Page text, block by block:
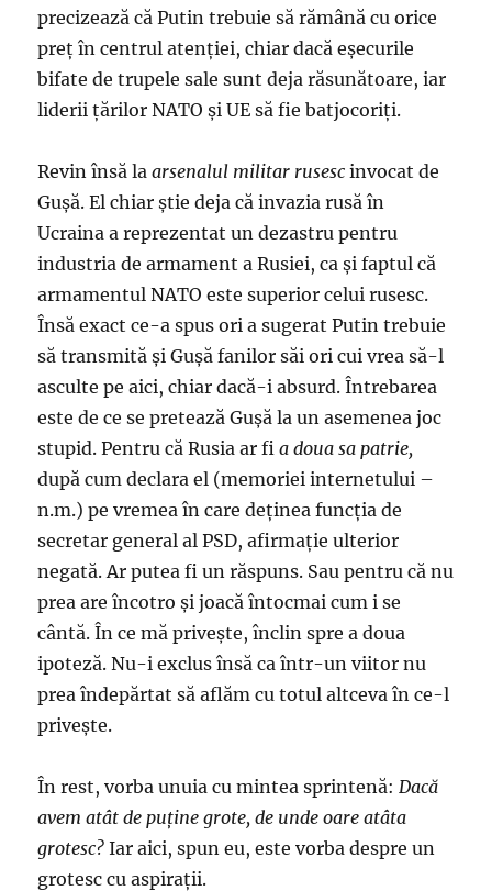
precizează că Putin trebuie să rămână cu orice
preţ în centrul atenției, chiar dacă eșecurile
bifate de trupele sale sunt deja răsunătoare, iar
liderii ţărilor NATO şi UE să fie batjocoriţi.
Revin însă laarsenalul militar rusescinvocat de
Guşă. El chiar ştie deja că invazia rusă în
Ucraina a reprezentat un dezastru pentru
industria de armament a Rusiei, ca şi faptul că
armamentul NATO este superior celui rusesc.
Însă exact ce-a spus ori a sugerat Putin trebuie
să transmită şi Guşă fanilor săi ori cui vrea să-l
asculte pe aici, chiar dacă-i absurd. Întrebarea
este de ce se pretează Guşă la un asemenea joc
stupid. Pentru că Rusia ar fia doua sa patrie,
după cum declara el (memoriei internetului –
n.m.) pe vremea în care deţinea funcţia de
secretar general al PSD, afirmaţie ulterior
negată. Ar putea fi un răspuns. Sau pentru că nu
prea are încotro şi joacă întocmai cum i se
cântă. În ce mă priveşte, înclin spre a doua
ipoteză. Nu-i exclus însă ca într-un viitor nu
prea îndepărtat să aflăm cu totul altceva în ce-l
priveşte.
În rest, vorba unuia cu mintea sprintenă:Dacă
avem atât de puţine grote, de unde oare atâta
grotesc? Iar aici, spun eu, este vorba despre un
grotesc cu aspiraţii.